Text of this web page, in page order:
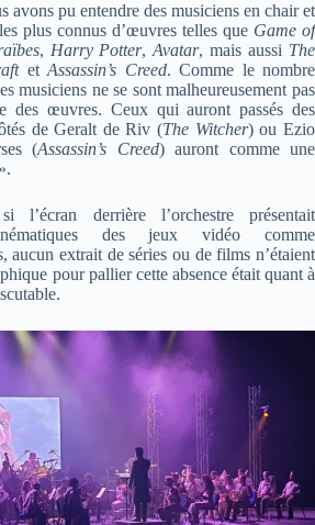
avons pu entendre des musiciens en chair et
plus connus d’œuvres telles que Game of
, Harry Potter,Avatar, mais aussi The
etAssassin’s Creed. Comme le nombre
musiciens ne se sont malheureusement pas
des œuvres. Ceux qui auront passés des
de Geralt de Riv (The Witcher) ou Ezio
(Assassin’s Creed) auront comme une
derrière l’orchestre présentait
des jeux vidéo comme
aucun extrait de séries ou de films n’étaient
pour pallier cette absence était quant à